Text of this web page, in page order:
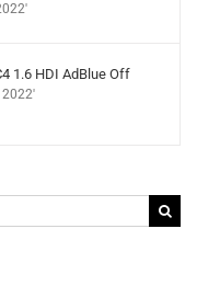
1.6 HDI AdBlue Off